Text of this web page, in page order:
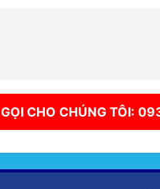
GỌI CHO CHÚNG TÔI: